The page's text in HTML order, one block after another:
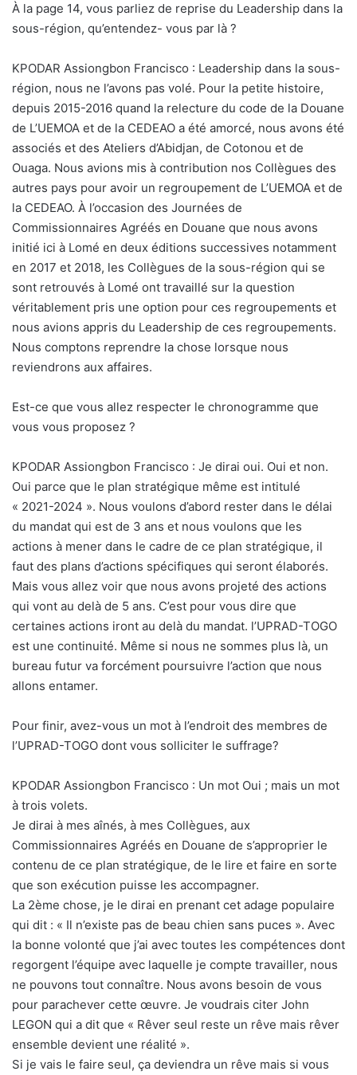
À la page 14, vous parliez de reprise du Leadership dans la
sous-région, qu’entendez- vous par là ?
KPODAR Assiongbon Francisco : Leadership dans la sous-
région, nous ne l’avons pas volé. Pour la petite histoire,
depuis 2015-2016 quand la relecture du code de la Douane
de L’UEMOA et de la CEDEAO a été amorcé, nous avons été
associés et des Ateliers d’Abidjan, de Cotonou et de
Ouaga. Nous avions mis à contribution nos Collègues des
autres pays pour avoir un regroupement de L’UEMOA et de
la CEDEAO. À l’occasion des Journées de
Commissionnaires Agréés en Douane que nous avons
initié ici à Lomé en deux éditions successives notamment
en 2017 et 2018, les Collègues de la sous-région qui se
sont retrouvés à Lomé ont travaillé sur la question
véritablement pris une option pour ces regroupements et
nous avions appris du Leadership de ces regroupements.
Nous comptons reprendre la chose lorsque nous
reviendrons aux affaires.
Est-ce que vous allez respecter le chronogramme que
vous vous proposez ?
KPODAR Assiongbon Francisco : Je dirai oui. Oui et non.
Oui parce que le plan stratégique même est intitulé
« 2021-2024 ». Nous voulons d’abord rester dans le délai
du mandat qui est de 3 ans et nous voulons que les
actions à mener dans le cadre de ce plan stratégique, il
faut des plans d’actions spécifiques qui seront élaborés.
Mais vous allez voir que nous avons projeté des actions
qui vont au delà de 5 ans. C’est pour vous dire que
certaines actions iront au delà du mandat. l’UPRAD-TOGO
est une continuité. Même si nous ne sommes plus là, un
bureau futur va forcément poursuivre l’action que nous
allons entamer.
Pour finir, avez-vous un mot à l’endroit des membres de
l’UPRAD-TOGO dont vous solliciter le suffrage?
KPODAR Assiongbon Francisco : Un mot Oui ; mais un mot
à trois volets.
Je dirai à mes aînés, à mes Collègues, aux
Commissionnaires Agréés en Douane de s’approprier le
contenu de ce plan stratégique, de le lire et faire en sorte
que son exécution puisse les accompagner.
La 2ème chose, je le dirai en prenant cet adage populaire
qui dit : « Il n’existe pas de beau chien sans puces ». Avec
la bonne volonté que j’ai avec toutes les compétences dont
regorgent l’équipe avec laquelle je compte travailler, nous
ne pouvons tout connaître. Nous avons besoin de vous
pour parachever cette œuvre. Je voudrais citer John
LEGON qui a dit que « Rêver seul reste un rêve mais rêver
ensemble devient une réalité ».
Si je vais le faire seul, ça deviendra un rêve mais si vous